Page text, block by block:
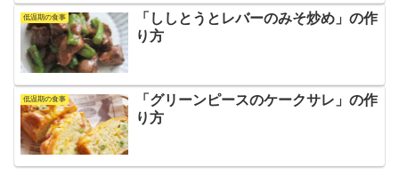
低温期の食事
「ししとうとレバーのみそ炒め」の作
り方
低温期の食事
「グリーンピースのケークサレ」の作
り方